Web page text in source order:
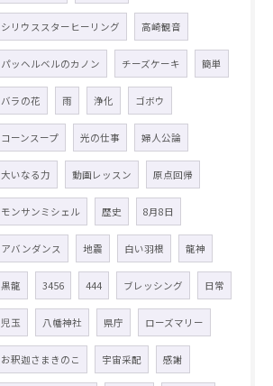
シリウススターヒーリング 高崎観音
パッヘルベルのカノン チーズケーキ 簡単
バラの花 雨 浄化 ゴボウ
コーンスープ 光の仕事 婦人公論
大いなる力 動画レッスン 原点回帰
モンサンミシェル 歴史 8月8日
アバンダンス 地震 白い羽根 龍神
黒龍 3456 444 ブレッシング 日常
児玉 八幡神社 県庁 ローズマリー
お釈迦さまきのこ 宇宙采配 感謝